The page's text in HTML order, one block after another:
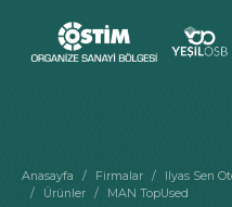
Anasayfa Firmalar
Ilyas Sen
Ürünler
MAN TopUsed